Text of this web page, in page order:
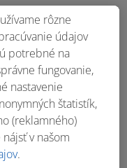
rôzne
údajov
potrebné na
fungovanie,
nastavenie
štatistík,
(reklamného)
v našom
.